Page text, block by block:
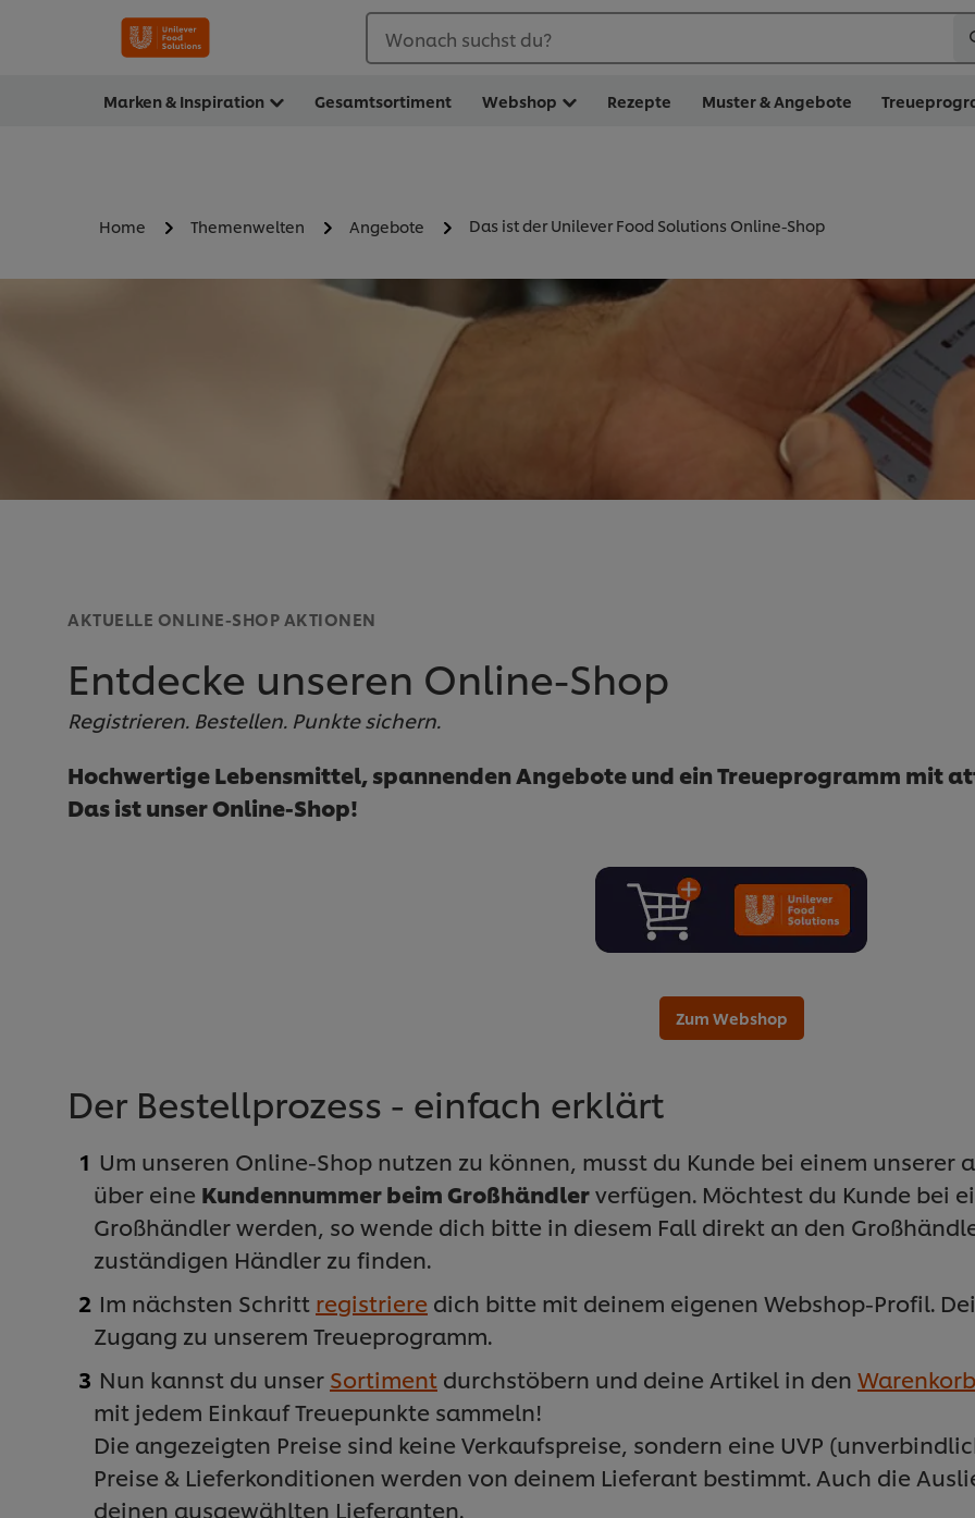
Wonach suchst du?
Marken & Inspiration Gesamtsortiment Webshop Rezepte Muster & Angebote
Home Themenwelten Angebote Das ist der Unilever Food Solutions Online-Shop
AKTUELLE ONLINE-SHOP AKTIONEN
Entdecke unseren Online-Shop
Registrieren. Bestellen. Punkte sichern.
Hochwertige Lebensmittel, spannenden Angebote und ein Treueprogramm mit
Das ist unser Online-Shop!
Zum Webshop
Der Bestellprozess - einfach erklärt
Um unseren Online-Shop nutzen zu können, musst du Kunde bei einem unserer
über eine Kundennummer beim Großhändlerverfügen. Möchtest du Kunde bei
Großhändler werden, so wende dich bitte in diesem Fall direkt an den
zuständigen Händler zu finden.
Im nächsten Schritt registriere dich bitte mit deinem eigenen Webshop-Profil.
Zugang zu unserem Treueprogramm.
Nun kannst du unser Sortiment durchstöbern und deine Artikel in den Warenkorb
mit jedem Einkauf Treuepunkte sammeln!
Die angezeigten Preise sind keine Verkaufspreise, sondern eine UVP
Preise & Lieferkonditionen werden von deinem Lieferant bestimmt. Auch die
deinen ausgewählten Lieferanten.